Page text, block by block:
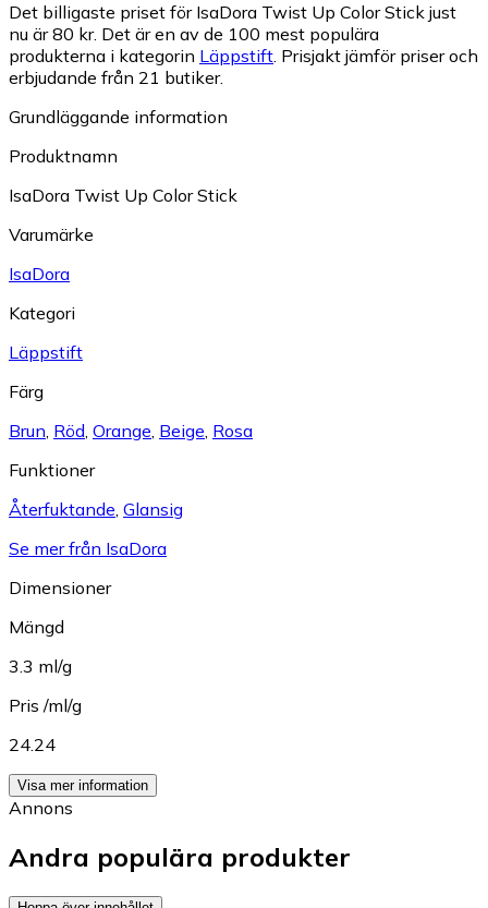
Det billigaste priset för IsaDora Twist Up Color Stick just
nu är 80 kr. Det är en av de 100 mest populära
produkterna i kategorin Läppstift. Prisjakt jämför priser och
erbjudande från 21 butiker.
Grundläggande information
Produktnamn
IsaDora Twist Up Color Stick
Varumärke
IsaDora
Kategori
Läppstift
Färg
Brun, Röd, Orange, Beige, Rosa
Funktioner
Återfuktande, Glansig
Se mer från IsaDora
Dimensioner
Mängd
3.3 ml/g
Pris /ml/g
24.24
Visa mer information
Annons
Andra populära produkter